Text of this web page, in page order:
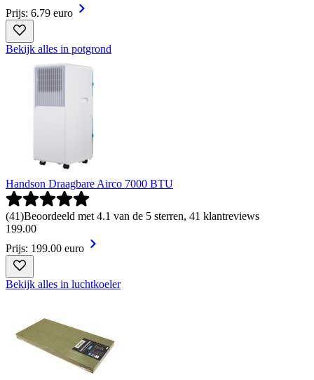
Prijs: 6.79 euro
Bekijk alles in potgrond
Handson Draagbare Airco 7000 BTU
(41)Beoordeeld met 4.1 van de 5 sterren, 41 klantreviews
199.00
Prijs: 199.00 euro
Bekijk alles in luchtkoeler